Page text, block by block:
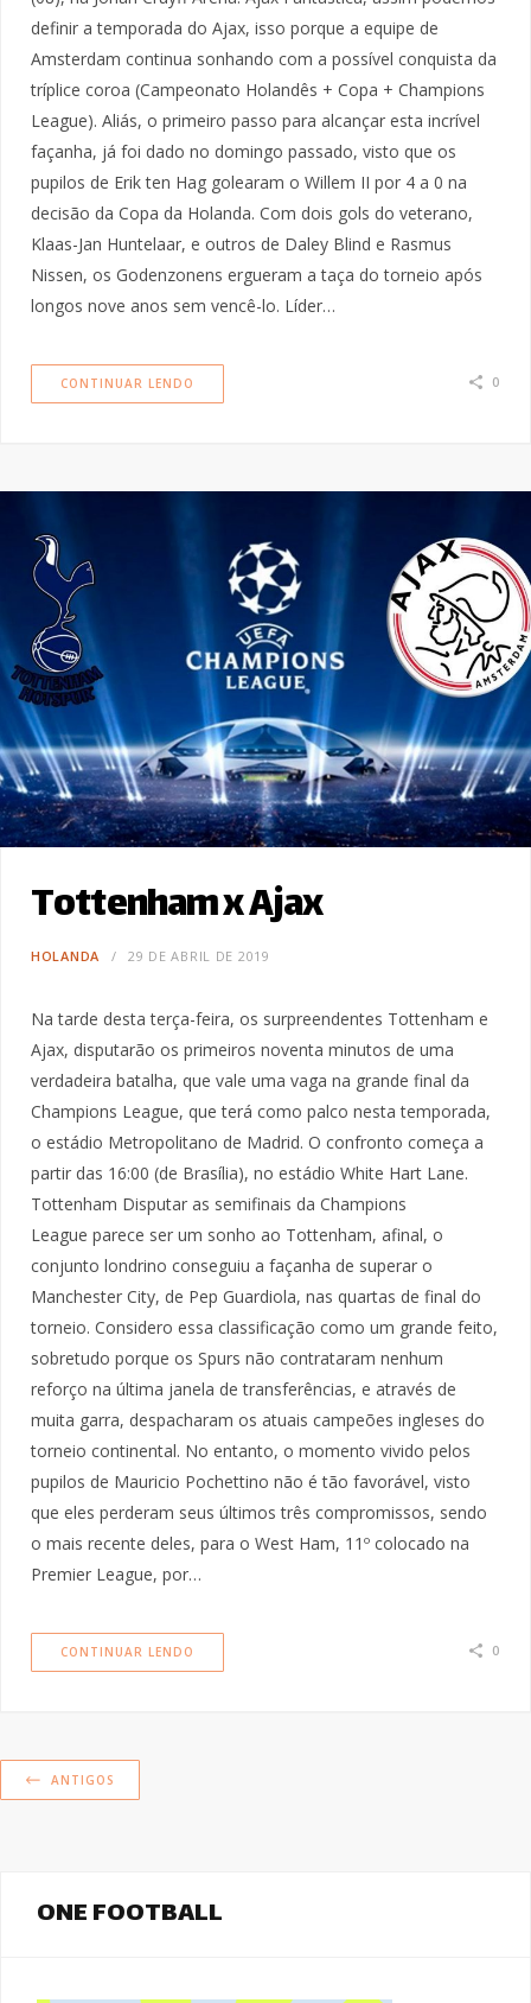
definir a temporada do Ajax, isso porque a equipe de
Amsterdam continua sonhando com a possível conquista da
tríplice coroa (Campeonato Holandês + Copa + Champions
League). Aliás, o primeiro passo para alcançar esta incrível
façanha, já foi dado no domingo passado, visto que os
pupilos de Erik ten Hag golearam o Willem II por 4 a 0 na
decisão da Copa da Holanda. Com dois gols do veterano,
Klaas-Jan Huntelaar, e outros de Daley Blind e Rasmus
Nissen, os Godenzonens ergueram a taça do torneio após
longos nove anos sem vencê-lo. Líder…
CONTINUAR LENDO 0
Tottenham x Ajax
HOLANDA 29 DE ABRIL DE 2019
Na tarde desta terça-feira, os surpreendentes Tottenham e
Ajax, disputarão os primeiros noventa minutos de uma
verdadeira batalha, que vale uma vaga na grande final da
Champions League, que terá como palco nesta temporada,
o estádio Metropolitano de Madrid. O confronto começa a
partir das 16:00 (de Brasília), no estádio White Hart Lane.
Tottenham Disputar as semifinais da Champions
League parece ser um sonho ao Tottenham, afinal, o
conjunto londrino conseguiu a façanha de superar o
Manchester City, de Pep Guardiola, nas quartas de final do
torneio. Considero essa classificação como um grande feito,
sobretudo porque os Spurs não contrataram nenhum
reforço na última janela de transferências, e através de
muita garra, despacharam os atuais campeões ingleses do
torneio continental. No entanto, o momento vivido pelos
pupilos de Mauricio Pochettino não é tão favorável, visto
que eles perderam seus últimos três compromissos, sendo
o mais recente deles, para o West Ham, 11º colocado na
Premier League, por…
CONTINUAR LENDO 0
ANTIGOS
ONE FOOTBALL